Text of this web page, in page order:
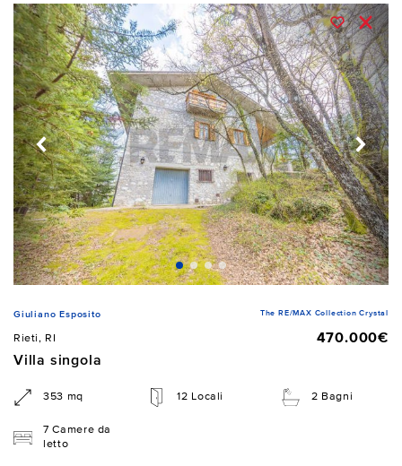
Giuliano Esposito The RE/MAX Collection Crystal
Rieti, RI
470.000€
Villa singola
353 mq 12 Locali 2 Bagni
7 Camere da
letto